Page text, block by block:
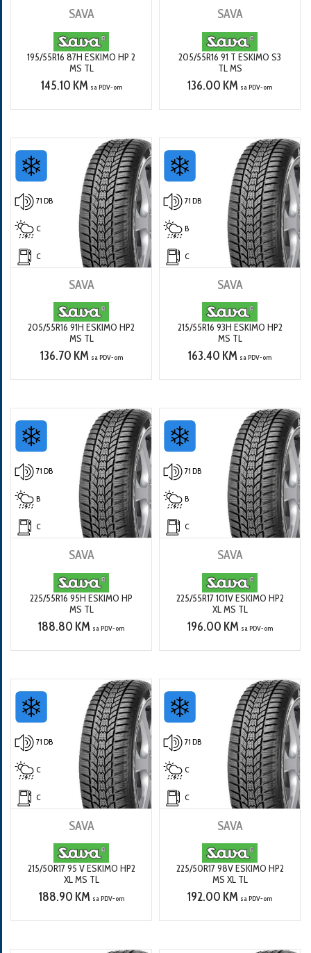
SAVA
195/55R16 87H ESKIMO HP 2
MS TL
145.10 KM sa PDV-om
SAVA
205/55R16 91 T ESKIMO S3
TL MS
136.00 KM sa PDV-om
71 DB
C
C
SAVA
205/55R16 91H ESKIMO HP2
MS TL
136.70 KM sa PDV-om
71 DB
B
C
SAVA
215/55R16 93H ESKIMO HP2
MS TL
163.40 KM sa PDV-om
71 DB
B
C
SAVA
225/55R16 95H ESKIMO HP
MS TL
188.80 KM sa PDV-om
71 DB
B
C
SAVA
225/55R17 101V ESKIMO HP2
XL MS TL
196.00 KM sa PDV-om
71 DB
C
C
SAVA
215/50R17 95 V ESKIMO HP2
XL MS TL
188.90 KM sa PDV-om
71 DB
C
C
SAVA
225/50R17 98V ESKIMO HP2
MS XL TL
192.00 KM sa PDV-om